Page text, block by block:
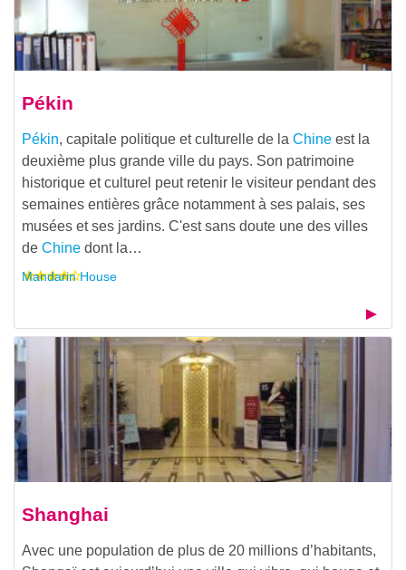
Pékin
Pékin, capitale politique et culturelle de la Chine est la
deuxième plus grande ville du pays. Son patrimoine
historique et culturel peut retenir le visiteur pendant des
semaines entières grâce notamment à ses palais, ses
musées et ses jardins. C'est sans doute une des villes
de Chine dont la…
Mandarin House
Shanghai
Avec une population de plus de 20 millions d’habitants,